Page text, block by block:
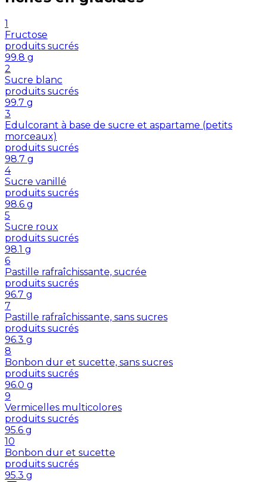
1
Fructose
produits sucrés
99.8 g
2
Sucre blanc
produits sucrés
99.7 g
3
Edulcorant à base de sucre et aspartame (petits
morceaux)
produits sucrés
98.7 g
4
Sucre vanillé
produits sucrés
98.6 g
5
Sucre roux
produits sucrés
98.1 g
6
Pastille rafraîchissante, sucrée
produits sucrés
96.7 g
7
Pastille rafraîchissante, sans sucres
produits sucrés
96.3 g
8
Bonbon dur et sucette, sans sucres
produits sucrés
96.0 g
9
Vermicelles multicolores
produits sucrés
95.6 g
10
Bonbon dur et sucette
produits sucrés
95.3 g